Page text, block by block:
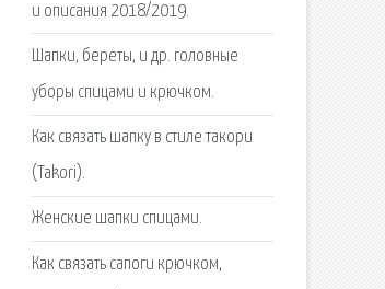
и описания 2018/2019.
Шапки, береты, и др. головные
уборы спицами и крючком.
Как связать шапку в стиле такори
(Takori).
Женские шапки спицами.
Как связать сапоги крючком,